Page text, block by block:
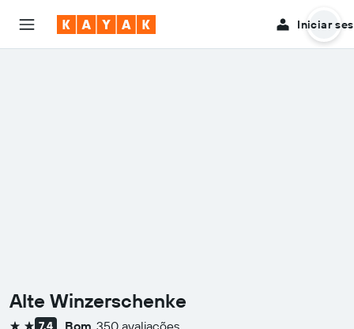
Iniciar
Alte Winzerschenke
7,4 Bom 350 avaliações